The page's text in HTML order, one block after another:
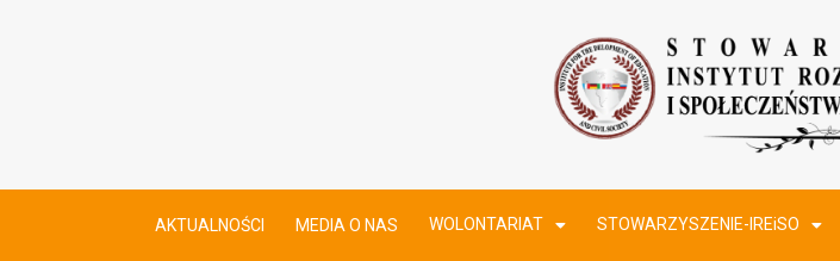
AKTUALNOŚCI MEDIA O NAS WOLONTARIAT STOWARZYSZENIE-IREiSO